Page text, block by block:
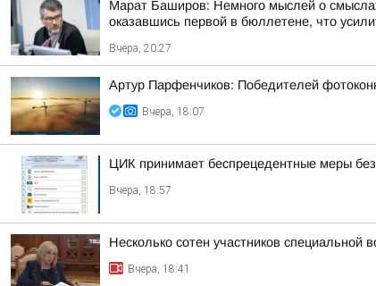
Марат Баширов: Немного мыслей о
оказавшись первой в бюллетене, что
Вчера, 20:27
Артур Парфенчиков: Победителей
Вчера, 18:07
ЦИК принимает беспрецедентные меры
Вчера, 18:57
Несколько сотен участников
Вчера, 18:41